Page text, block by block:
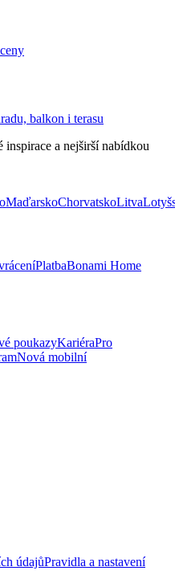
balkon i terasu
inspirace a nejširší nabídkou
MaďarskoChorvatskoLitva
PlatbaBonami Home
poukazyKariéraPro
Nová mobilní
údajůPravidla a nastavení